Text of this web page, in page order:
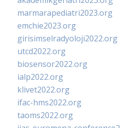
marmarapediatri2023.org
emchie2023.org
girisimselradyoloji2022.org
utcd2022.org
biosensor2022.org
ialp2022.org
klivet2022.org
ifac-hms2022.org
taoms2022.org